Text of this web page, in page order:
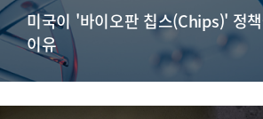
미국이 '바이오판 칩스(Chips)' 정
이유